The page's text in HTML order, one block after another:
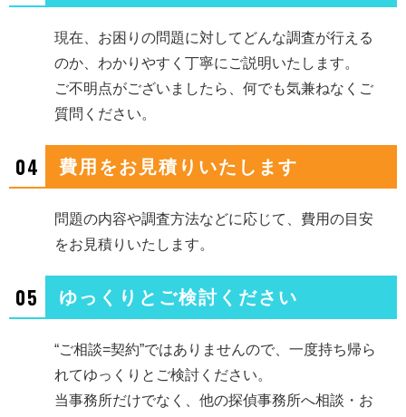
現在、お困りの問題に対してどんな調査が行える
のか、わかりやすく丁寧にご説明いたします。
ご不明点がございましたら、何でも気兼ねなくご
質問ください。
04 費用をお見積りいたします
問題の内容や調査方法などに応じて、費用の目安
をお見積りいたします。
05 ゆっくりとご検討ください
“ご相談=契約”ではありませんので、一度持ち帰ら
れてゆっくりとご検討ください。
当事務所だけでなく、他の探偵事務所へ相談・お